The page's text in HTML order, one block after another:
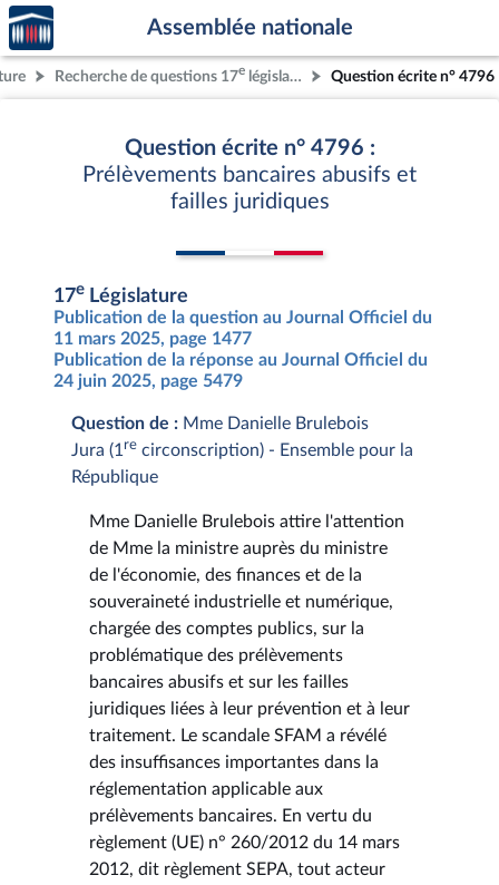
Aller au contenu
Aller en bas de la page
Accèder
à la
page
d'accueil
Assemblée nationale
Recherche de questions 17e législature Question écrite n° 4796
Question écrite n° 4796 :
Prélèvements bancaires abusifs et
failles juridiques
17e Législature
Publication de la question au Journal Officiel du
11 mars 2025, page 1477
Publication de la réponse au Journal Officiel du
24 juin 2025, page 5479
Question de : Mme Danielle Brulebois
Jura (1 re circonscription) - Ensemble pour la
République
Mme Danielle Brulebois attire l'attention
de Mme la ministre auprès du ministre
de l'économie, des finances et de la
souveraineté industrielle et numérique,
chargée des comptes publics, sur la
problématique des prélèvements
bancaires abusifs et sur les failles
juridiques liées à leur prévention et à leur
traitement. Le scandale SFAM a révélé
des insuffisances importantes dans la
réglementation applicable aux
prélèvements bancaires. En vertu du
règlement (UE) n° 260/2012 du 14 mars
2012, dit règlement SEPA, tout acteur